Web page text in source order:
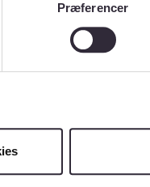
Præferencer